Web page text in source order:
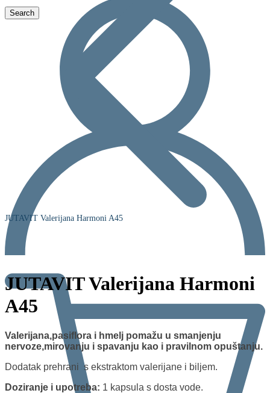
JUTAVIT Valerijana Harmoni A45
JUTAVIT Valerijana Harmoni
A45
Valerijana,pasiflora i hmelj pomažu u smanjenju
nervoze,mirovanju i spavanju kao i pravilnom opuštanju.
Dodatak prehrani s ekstraktom valerijane i biljem.
Doziranje i upotreba: 1 kapsula s dosta vode.